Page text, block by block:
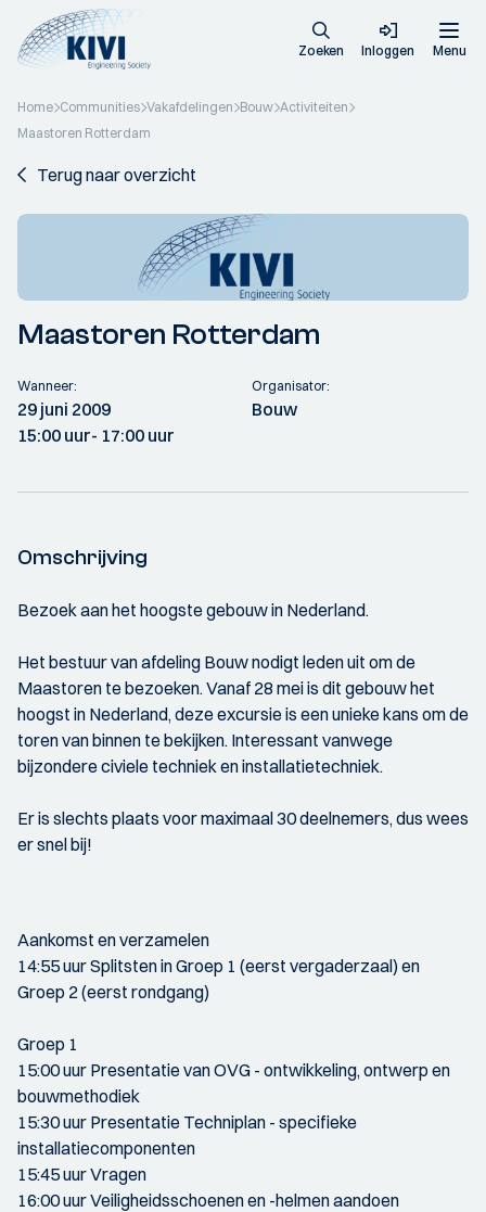
Zoeken Inloggen Menu
Home Communities Vakafdelingen Bouw Activiteiten
Maastoren Rotterdam
Terug naar overzicht
Maastoren Rotterdam
Wanneer:
29 juni 2009
15:00 uur- 17:00 uur
Organisator:
Bouw
Omschrijving
Bezoek aan het hoogste gebouw in Nederland.
Het bestuur van afdeling Bouw nodigt leden uit om de
Maastoren te bezoeken. Vanaf 28 mei is dit gebouw het
hoogst in Nederland, deze excursie is een unieke kans om de
toren van binnen te bekijken. Interessant vanwege
bijzondere civiele techniek en installatietechniek.
Er is slechts plaats voor maximaal 30 deelnemers, dus wees
er snel bij!
Aankomst en verzamelen
14:55 uur Splitsten in Groep 1 (eerst vergaderzaal) en
Groep 2 (eerst rondgang)
Groep 1
15:00 uur Presentatie van OVG - ontwikkeling, ontwerp en
bouwmethodiek
15:30 uur Presentatie Techniplan - specifieke
installatiecomponenten
15:45 uur Vragen
16:00 uur Veiligheidsschoenen en -helmen aandoen